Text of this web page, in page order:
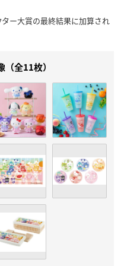
ー大賞の最終結果に加算され
（全11枚）